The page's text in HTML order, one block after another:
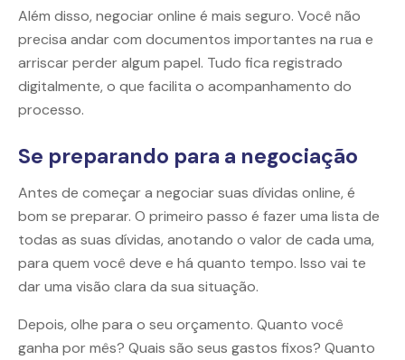
Além disso, negociar online é mais seguro. Você não
precisa andar com documentos importantes na rua e
arriscar perder algum papel. Tudo fica registrado
digitalmente, o que facilita o acompanhamento do
processo.
Se preparando para a negociação
Antes de começar a negociar suas dívidas online, é
bom se preparar. O primeiro passo é fazer uma lista de
todas as suas dívidas, anotando o valor de cada uma,
para quem você deve e há quanto tempo. Isso vai te
dar uma visão clara da sua situação.
Depois, olhe para o seu orçamento. Quanto você
ganha por mês? Quais são seus gastos fixos? Quanto